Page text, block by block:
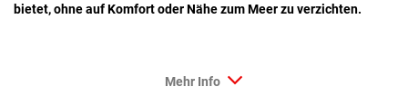
bietet, ohne auf Komfort oder Nähe zum Meer zu verzichten.
Mehr Info